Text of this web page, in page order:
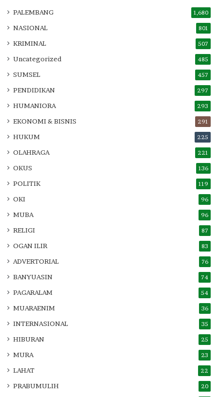
PALEMBANG 1,680
NASIONAL 801
KRIMINAL 507
Uncategorized 485
SUMSEL 457
PENDIDIKAN 297
HUMANIORA 293
EKONOMI & BISNIS 291
HUKUM 225
OLAHRAGA 221
OKUS 136
POLITIK 119
OKI 96
MUBA 96
RELIGI 87
OGAN ILIR 83
ADVERTORIAL 76
BANYUASIN 74
PAGARALAM 54
MUARAENIM 36
INTERNASIONAL 35
HIBURAN 25
MURA 23
LAHAT 22
PRABUMULIH 20